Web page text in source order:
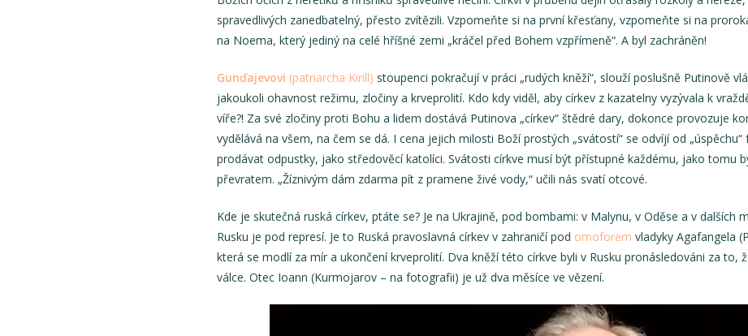
spravedlivých zanedbatelný, přesto zvítězili. Vzpomeňte si na první křesťany, vzpomeňte si na
na Noema, který jediný na celé hříšné zemi „kráčel před Bohem vzpřímeně“. A byl zachráněn!
Gunďajevovi (patriarcha Kirill) stoupenci pokračují v práci „rudých kněží“, slouží poslušně Putinově
jakoukoli ohavnost režimu, zločiny a krveprolití. Kdo kdy viděl, aby církev z kazatelny vyzývala k
víře?! Za své zločiny proti Bohu a lidem dostává Putinova „církev“ štědré dary, dokonce provozuje
vydělává na všem, na čem se dá. I cena jejich milosti Boží prostých „svátostí“ se odvíjí od „úspěchu“
prodávat odpustky, jako středověcí katolíci. Svátosti církve musí být přístupné každému, jako tomu
převratem. „Žíznivým dám zdarma pít z pramene živé vody,“ učili nás svatí otcové.
Kde je skutečná ruská církev, ptáte se? Je na Ukrajině, pod bombami: v Malynu, v Oděse a v dalších
Rusku je pod represí. Je to Ruská pravoslavná církev v zahraničí pod omoforem vladyky Agafangela
která se modlí za mír a ukončení krveprolití. Dva kněží této církve byli v Rusku pronásledováni za to,
válce. Otec Ioann (Kurmojarov – na fotografii) je už dva měsíce ve vězení.